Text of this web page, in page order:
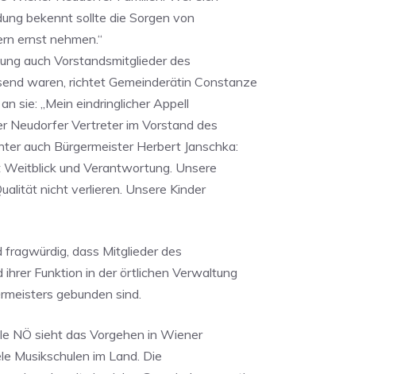
bekennt sollte die Sorgen von
ernst nehmen.“
auch Vorstandsmitglieder des
waren, richtet Gemeinderätin Constanze
sie: „Mein eindringlicher Appell
Neudorfer Vertreter im Vorstand des
auch Bürgermeister Herbert Janschka:
und Verantwortung. Unsere
nicht verlieren. Unsere Kinder
fragwürdig, dass Mitglieder des
Funktion in der örtlichen Verwaltung
gebunden sind.
NÖ sieht das Vorgehen in Wiener
Musikschulen im Land. Die